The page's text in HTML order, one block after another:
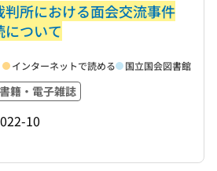
判所における面会交流事件
について
籍・電子雑誌
10
インターネットで読める 国立国会図書館